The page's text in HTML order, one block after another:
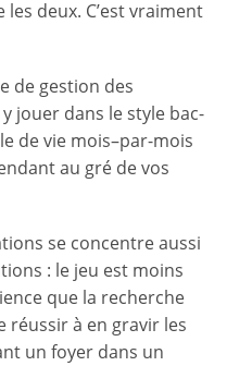
deux. C’est vraiment
de gestion des
jouer dans le style bac-
de vie mois–par-mois
au gré de vos
se concentre aussi
: le jeu est moins
que la recherche
réussir à en gravir les
un foyer dans un